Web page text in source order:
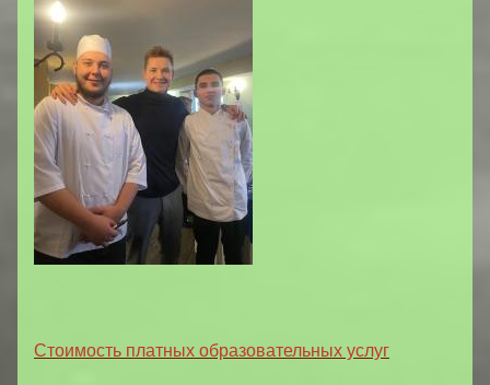
Стоимость платных образовательных услуг